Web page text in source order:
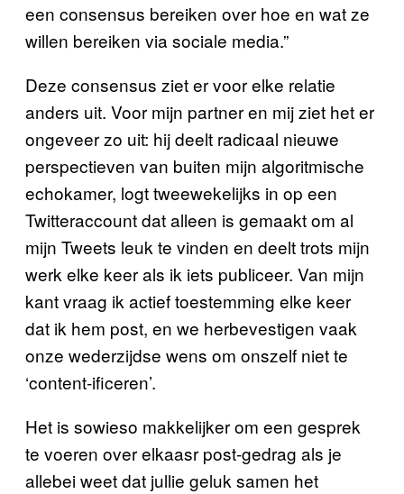
een consensus bereiken over hoe en wat ze
willen bereiken via sociale media.”
Deze consensus ziet er voor elke relatie
anders uit. Voor mijn partner en mij ziet het er
ongeveer zo uit: hij deelt radicaal nieuwe
perspectieven van buiten mijn algoritmische
echokamer, logt tweewekelijks in op een
Twitteraccount dat alleen is gemaakt om al
mijn Tweets leuk te vinden en deelt trots mijn
werk elke keer als ik iets publiceer. Van mijn
kant vraag ik actief toestemming elke keer
dat ik hem post, en we herbevestigen vaak
onze wederzijdse wens om onszelf niet te
‘content-ificeren’.
Het is sowieso makkelijker om een gesprek
te voeren over elkaasr post-gedrag als je
allebei weet dat jullie geluk samen het